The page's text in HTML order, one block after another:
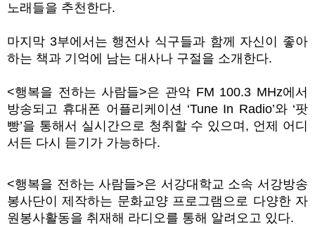
노래들을 추천한다.
마지막 3부에서는 행전사 식구들과 함께 자신이 좋아
하는 책과 기억에 남는 대사나 구절을 소개한다.
<행복을 전하는 사람들>은 관악 FM 100.3 MHz에서
방송되고 휴대폰 어플리케이션 ‘Tune In Radio’와 ‘팟
빵’을 통해서 실시간으로 청취할 수 있으며 , 언제 어디
서든 다시 듣기가 가능하다.
<행복을 전하는 사람들>은 서강대학교 소속 서강방송
봉사단이 제작하는 문화교양 프로그램으로 다양한 자
원봉사활동을 취재해 라디오를 통해 알려오고 있다.